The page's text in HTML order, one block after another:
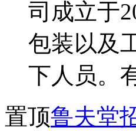
司成立于
包装以及
下人员。
置顶鲁夫堂